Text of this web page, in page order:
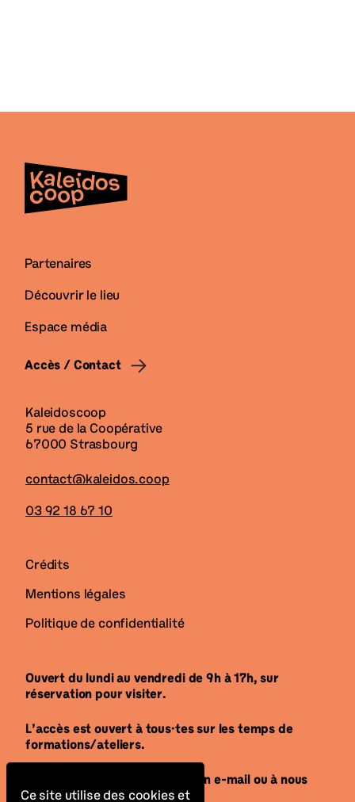
Partenaires
Découvrir le lieu
Espace média
Accès / Contact
Kaleidoscoop
5 rue de la Coopérative
67000 Strasbourg
contact@kaleidos.coop
03 92 18 67 10
Crédits
Mentions légales
Politique de confidentialité
Ouvert du lundi au vendredi de 9h à 17h, sur
réservation pour visiter.
L’accès est ouvert à tous·tes sur les temps de
formations/ateliers.
N’hésitez pas à nous envoyer un e-mail ou à nous
appeler pour venir visiter.
Ce site utilise des cookies et